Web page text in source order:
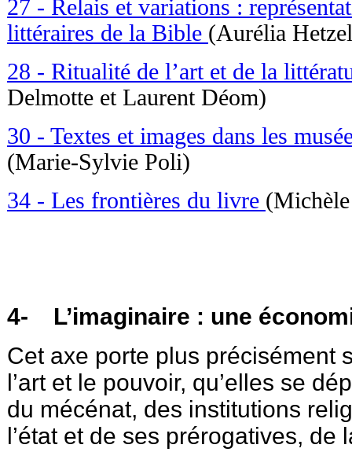
27 - Relais et variations :
littéraires de la Bible (Aurélia
28 - Ritualité de l’art et de la
Delmotte et Laurent Déom)
30 - Textes et images dans les
(Marie-Sylvie Poli)
34 - Les frontières du livre
4- L’imaginaire : une
Cet axe porte plus précisément
l’art et le pouvoir, qu’elles se
du mécénat, des institutions
l’état et de ses prérogatives, de